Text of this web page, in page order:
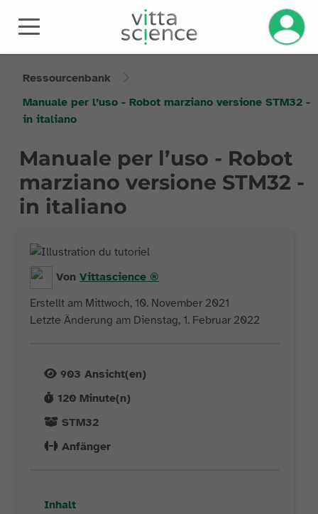
Ressourcenbank
Manuale per l’uso - Robot marziano versione STM32 -
in italiano
Manuale per l’uso - Robot
marziano versione STM32 -
in italiano
VonVittascience ®
Erstellt am Mittwoch, 10. November 2021
Letzte Änderung am Dienstag, 1. Februar 2022
903 Ansicht(en)
120 Minute(n)
STM32
Anfänger
Inhalt